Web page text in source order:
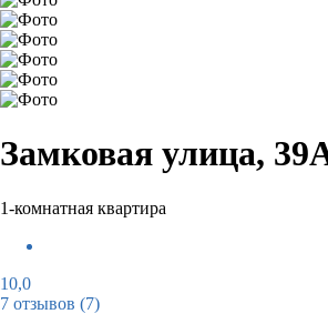
Замковая улица,
1-комнатная квартира
10,0
7 отзывов (7)